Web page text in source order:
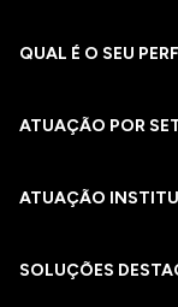
QUAL É O SEU
ATUAÇÃO POR
ATUAÇÃO
SOLUÇÕES